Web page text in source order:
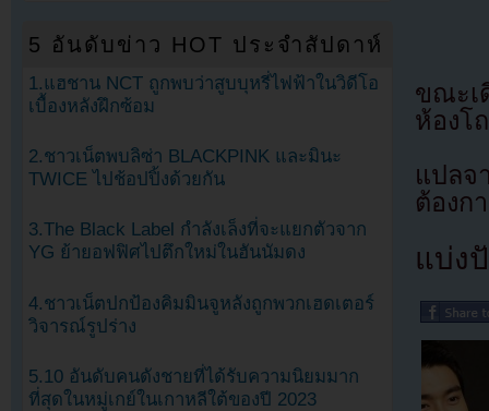
ขณะเ
ห้องโ
แปล
ต้องก
แบ่ง
5 อันดับข่าว HOT ประจำสัปดาห์
1.แฮชาน NCT ถูกพบว่าสูบบุหรี่ไฟฟ้าในวิดีโอ
เบื้องหลังฝึกซ้อม
2.ชาวเน็ตพบลิซ่า BLACKPINK และมินะ
TWICE ไปช้อปปิ้งด้วยกัน
3.The Black Label กำลังเล็งที่จะแยกตัวจาก
YG ย้ายอฟฟิศไปตึกใหม่ในฮันนัมดง
4.ชาวเน็ตปกป้องคิมมินจูหลังถูกพวกเฮดเตอร์
วิจารณ์รูปร่าง
5.10 อันดับคนดังชายที่ได้รับความนิยมมาก
ที่สุดในหมู่เกย์ในเกาหลีใต้ของปี 2023